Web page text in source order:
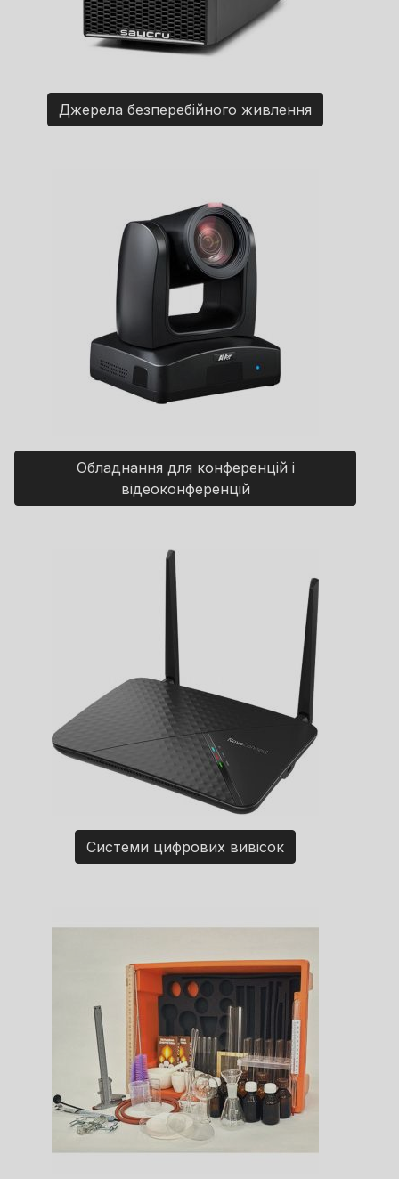
Джерела безперебійного живлення
Обладнання для конференцій і
відеоконференцій
Системи цифрових вивісок